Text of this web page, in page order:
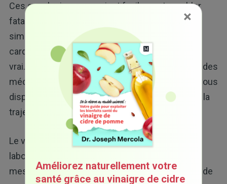
Ces conclusions pourraient facilement sembler
fatalistes, comme si la maladie oculaire était
simplement inscrite dans vos chiffres
cardiovasculaires. Mais c'est le contraire qui est
vrai. Parce que les dommages s'accumulent via des
mécanismes sur lesquels vous pouvez influer, vous
disposez d'années d'opportunités pour changer la
trajectoire.
Le véritable problème n'est pas une valeur de
laboratoire isolée comme
mesure de la pression artérielle. Il est important de
×
Améliorez naturellement votre
santé grâce au vinaigre de cidre